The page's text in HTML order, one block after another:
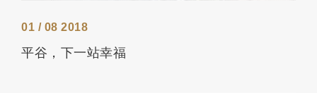
01 / 08 2018
平谷，下一站幸福